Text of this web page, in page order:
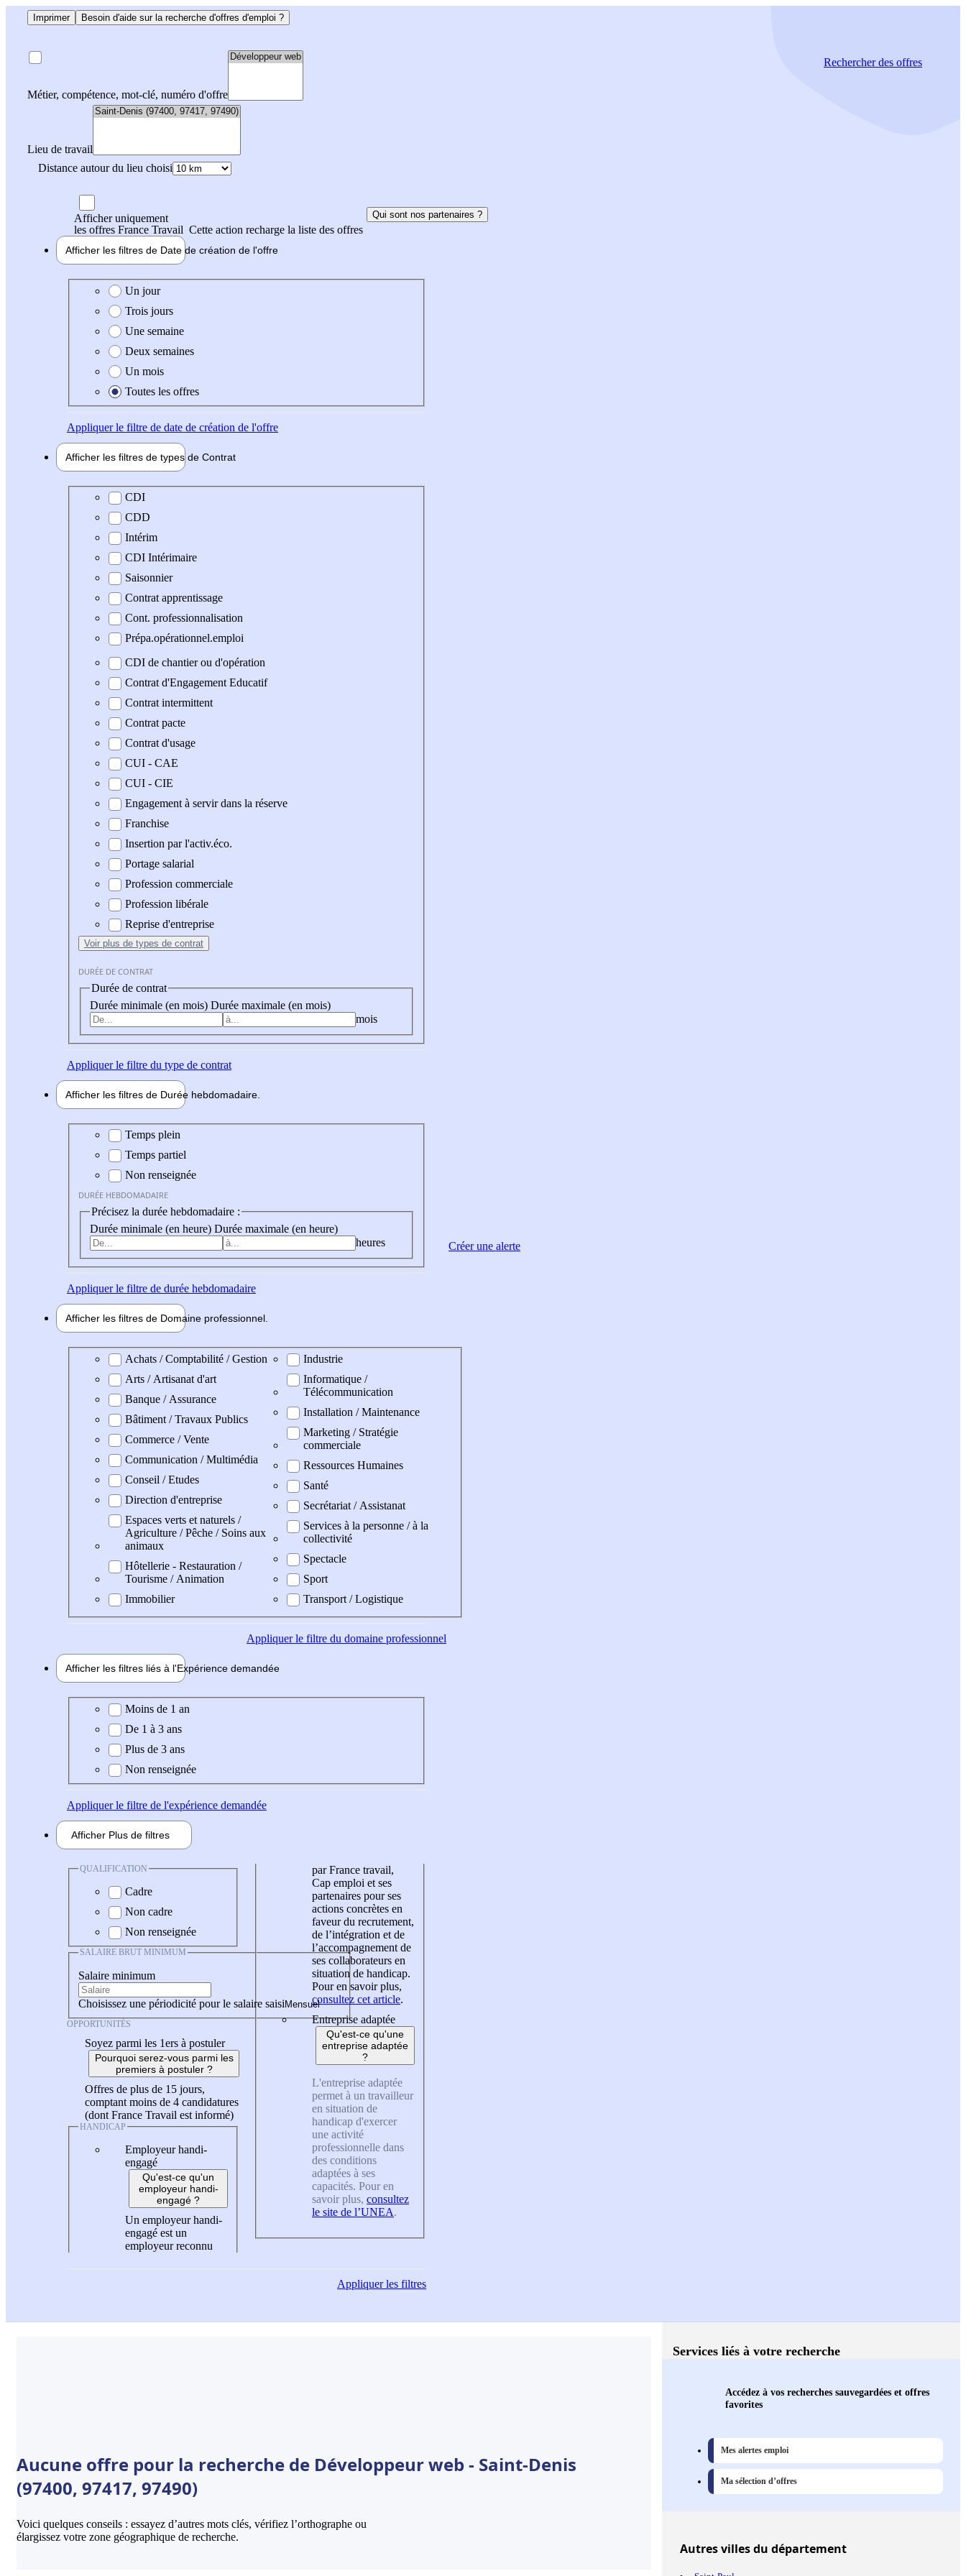
Imprimer Besoin d'aide sur la recherche d'offres d'emploi ?
Métier, compétence, mot-clé, numéro d'offre
Lieu de travail
Distance autour du lieu choisi
Rechercherdes offres
Afficher uniquement
les offres France Travail Cette action recharge la liste des offres
Qui sont nos partenaires ?
Afficher les filtres de Date de création de l'offre
Date de création de l'offre
Un jour
Trois jours
Une semaine
Deux semaines
Un mois
Toutes les offres
Appliquerle filtre de date de création de l'offre
Afficher les filtres de types de Contrat
Type de contrat
CDI
CDD
Intérim
CDI Intérimaire
Saisonnier
Contrat apprentissage
Cont. professionnalisation
Prépa.opérationnel.emploi
CDI de chantier ou d'opération
Contrat d'Engagement Educatif
Contrat intermittent
Contrat pacte
Contrat d'usage
CUI - CAE
CUI - CIE
Engagement à servir dans la réserve
Franchise
Insertion par l'activ.éco.
Portage salarial
Profession commerciale
Profession libérale
Reprise d'entreprise
Voir plus de types de contrat
DURÉE DE CONTRAT
Durée de contrat
Durée minimale (en mois) Durée maximale (en mois)
mois
Appliquerle filtre du type de contrat
Afficher les filtres de Durée hebdomadaire
Durée hebdomadaire
Temps plein
Temps partiel
Non renseignée
DURÉE HEBDOMADAIRE
Précisez la durée hebdomadaire :
Durée minimale (en heure) Durée maximale (en heure)
heures
Appliquerle filtre de durée hebdomadaire
Afficher les filtres de Domaine professionnel
Domaine professionel
Achats / Comptabilité / Gestion
Arts / Artisanat d'art
Banque / Assurance
Bâtiment / Travaux Publics
Commerce / Vente
Communication / Multimédia
Conseil / Etudes
Direction d'entreprise
Espaces verts et naturels /
Agriculture / Pêche / Soins aux
animaux
Hôtellerie - Restauration /
Tourisme / Animation
Immobilier
Industrie
Informatique /
Télécommunication
Installation / Maintenance
Marketing / Stratégie
commerciale
Ressources Humaines
Santé
Secrétariat / Assistanat
Services à la personne / à la
collectivité
Spectacle
Sport
Transport / Logistique
Appliquerle filtre du domaine professionnel
Afficher les filtres liés à l'Expérience demandée
Expérience demandée
Moins de 1 an
De 1 à 3 ans
Plus de 3 ans
Non renseignée
Appliquerle filtre de l'expérience demandée
Afficher Plus de filtres
QUALIFICATION
Cadre
Non cadre
Non renseignée
SALAIRE BRUT MINIMUM
Salaire minimum
Choisissez une périodicité pour le salaire saisi
OPPORTUNITÉS
Soyez parmi les 1ers à postuler
Pourquoi serez-vous parmi les
premiers à postuler ?
Offres de plus de 15 jours,
comptant moins de 4 candidatures
(dont France Travail est informé)
HANDICAP
Employeur handi-
engagé
Qu'est-ce qu'un
employeur handi-
engagé ?
Un employeur handi-
engagé est un
employeur reconnu
par France travail,
Cap emploi et ses
partenaires pour ses
actions concrètes en
faveur du recrutement,
de l’intégration et de
l’accompagnement de
ses collaborateurs en
situation de handicap.
Pour en savoir plus,
consultez cet article.
Entreprise adaptée
Qu'est-ce qu'une
entreprise adaptée
?
L'entreprise adaptée
permet à un travailleur
en situation de
handicap d'exercer
une activité
professionnelle dans
des conditions
adaptées à ses
capacités. Pour en
savoir plus, consultez
le site de l’UNEA.
Appliquerles filtres
Créer une alerte
Aucune offre pour la recherche de Développeur web - Saint-Denis
(97400, 97417, 97490)
Voici quelques conseils : essayez d’autres mots clés, vérifiez l’orthographe ou
élargissez votre zone géographique de recherche.
Services liés à votre recherche
Accédez à vos recherches sauvegardées et offres
favorites
Mes alertes emploi
Ma sélection d’offres
Autresvillesdu département